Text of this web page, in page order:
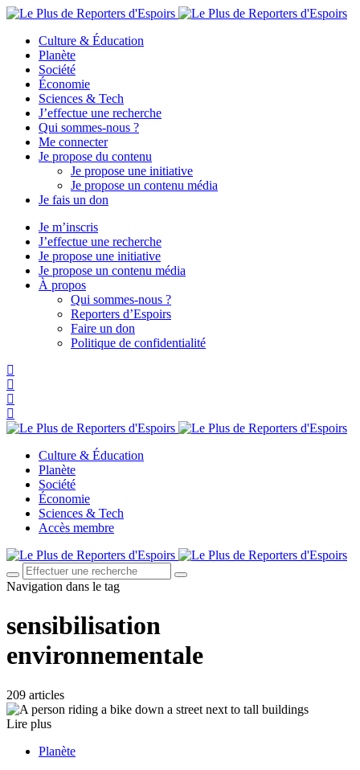
Culture & Éducation
Planète
Société
Économie
Sciences & Tech
J’effectue une recherche
Qui sommes-nous ?
Me connecter
Je propose du contenu
Je propose une initiative
Je propose un contenu média
Je fais un don
Je m’inscris
J’effectue une recherche
Je propose une initiative
Je propose un contenu média
À propos
Qui sommes-nous ?
Reporters d’Espoirs
Faire un don
Politique de confidentialité
Culture & Éducation
Planète
Société
Économie
Sciences & Tech
Accès membre
Navigation dans le tag
sensibilisation
environnementale
209 articles
Lire plus
Planète